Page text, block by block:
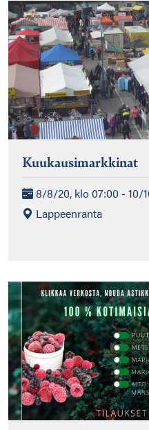
Kuukausimarkkinat
8/8/20, klo 07:00 - 10/
Lappeenranta